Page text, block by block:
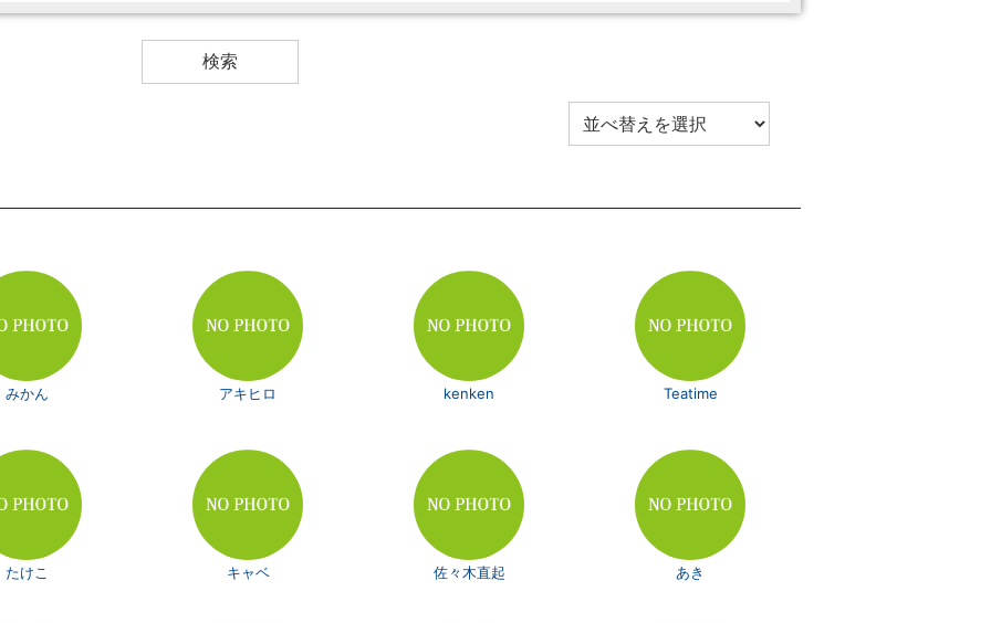
みかん アキヒロ kenken Teatime
たけこ キャベ 佐々木直起 あき